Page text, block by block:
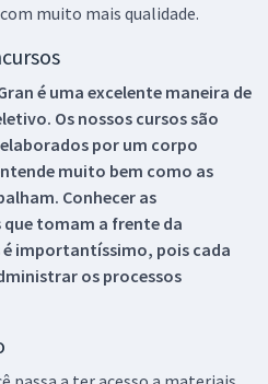
muito mais qualidade.
é uma excelente maneira de
Os nossos cursos são
por um corpo
muito bem como as
Conhecer as
tomam a frente da
importantíssimo, pois cada
os processos